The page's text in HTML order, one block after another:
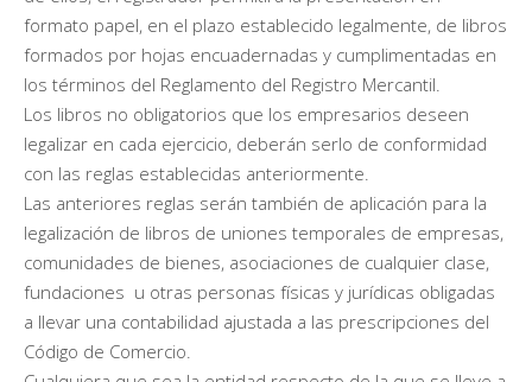
formato papel, en el plazo establecido legalmente, de libros
formados por hojas encuadernadas y cumplimentadas en
los términos del Reglamento del Registro Mercantil.
Los libros no obligatorios que los empresarios deseen
legalizar en cada ejercicio, deberán serlo de conformidad
con las reglas establecidas anteriormente.
Las anteriores reglas serán también de aplicación para la
legalización de libros de uniones temporales de empresas,
comunidades de bienes, asociaciones de cualquier clase,
fundaciones u otras personas físicas y jurídicas obligadas
a llevar una contabilidad ajustada a las prescripciones del
Código de Comercio.